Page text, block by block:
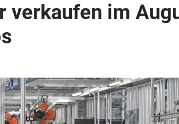
verkaufen im